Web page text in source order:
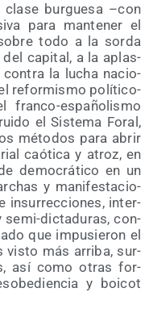
cla­se bur­gue­sa –con
para man­te­ner el
todo a la sor­da
capi­tal, a la aplas­
la lucha nacio­
refor­mis­mo polí­ti­co-
fran­co-espa­ño­lis­mo
el Sis­te­ma Foral,
méto­dos para abrir
caó­ti­ca y atroz, en
demo­crá­ti­co en un
y mani­fes­ta­cio­
insu­rrec­cio­nes, inter­
semi-dic­ta­du­ras, con­
que impu­sie­ron el
vis­to más arri­ba, sur­
así como otras for­
y boi­cot